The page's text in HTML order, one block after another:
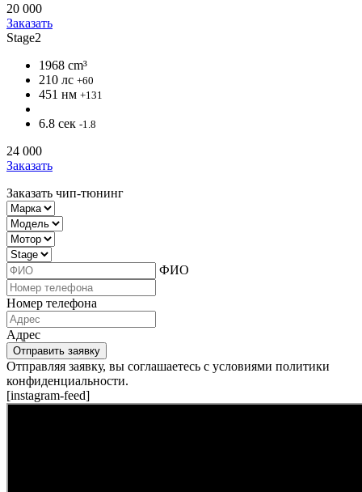
20 000
Заказать
Stage2
1968 cm³
210 лс +60
451 нм +131
6.8 сек -1.8
24 000
Заказать
Заказать чип-тюнинг
ФИО
Номер телефона
Адрес
Отправить заявку
Отправляя заявку, вы соглашаетесь с условиями политики
конфиденциальности.
[instagram-feed]